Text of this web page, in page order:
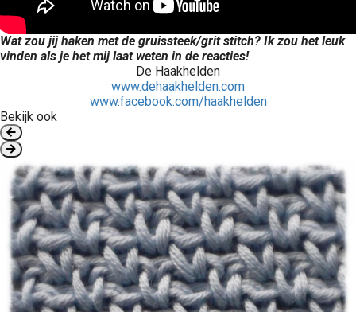
Wat zou jij haken met de gruissteek/grit stitch? Ik zou het leuk
vinden als je het mij laat weten in de reacties!
De Haakhelden
www.dehaakhelden.com
www.facebook.com/haakhelden
Bekijk ook